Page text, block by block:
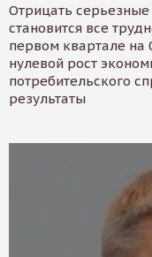
Отрицать
становится все
первом квартале на
нулевой рост
потребительского
результаты